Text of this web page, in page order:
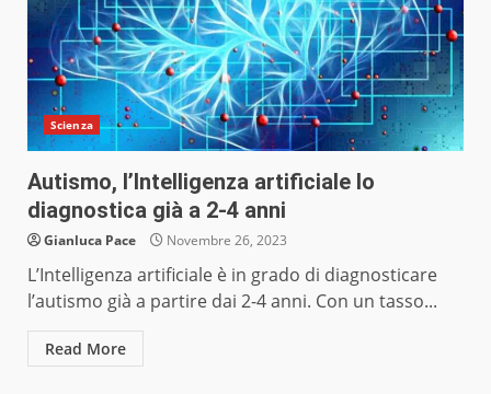
Scienza
Autismo, l’Intelligenza artificiale lo
diagnostica già a 2-4 anni
Gianluca Pace Novembre 26, 2023
L’Intelligenza artificiale è in grado di diagnosticare
l’autismo già a partire dai 2-4 anni. Con un tasso...
Read More